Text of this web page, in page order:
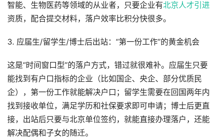
智能、生物医药等领域的从业者，只要企业有北京人才引进
资质，配合提交材料，落户效率比积分快很多。
3. 应届生/留学生/博士后出站：“第一份工作”的黄金机会
这是“时间窗口型”的落户方式，错过就很难补。应届生只要
能找到有户口指标的企业（比如国企、央企、部分优质民
企），第一份工作就能解决户口；留学生需要在回国两年内
找到接收单位，满足学历和社保要求即可申请；博士后更直
接，出站后只要与北京单位签约，就能直接办理落户，还能
解决配偶和子女的随迁。